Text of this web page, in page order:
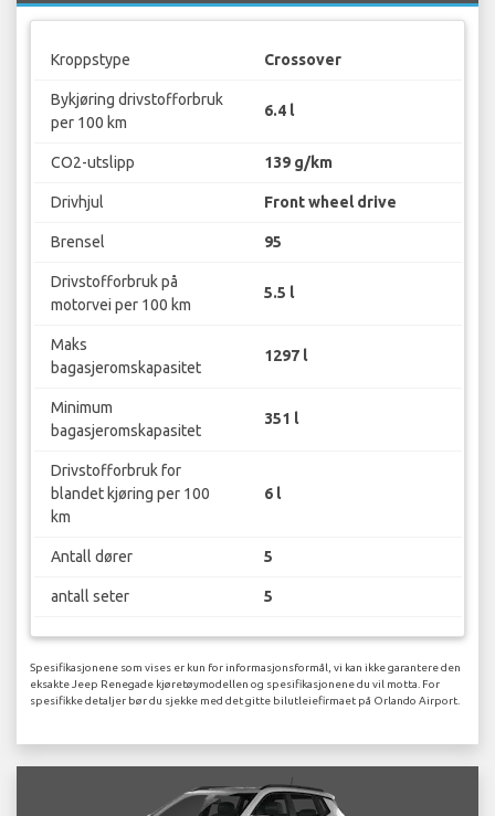
Kroppstype Crossover
Bykjøring drivstofforbruk
per 100 km
6.4 l
CO2-utslipp 139 g/km
Drivhjul Front wheel drive
Brensel 95
Drivstofforbruk på
motorvei per 100 km
5.5 l
Maks
bagasjeromskapasitet
1297 l
Minimum
bagasjeromskapasitet
351 l
Drivstofforbruk for
blandet kjøring per 100
km
6 l
Antall dører 5
antall seter 5
Spesifikasjonene som vises er kun for informasjonsformål, vi kan ikke garantere den
eksakte Jeep Renegade kjøretøymodellen og spesifikasjonene du vil motta. For
spesifikke detaljer bør du sjekke med det gitte bilutleiefirmaet på Orlando Airport.